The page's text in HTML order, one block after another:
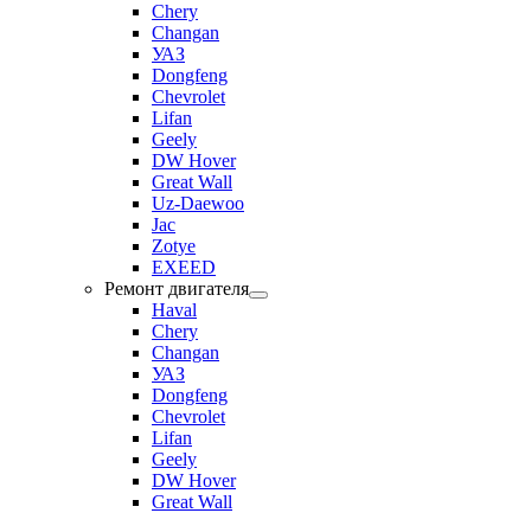
Chery
Changan
УАЗ
Dongfeng
Chevrolet
Lifan
Geely
DW Hover
Great Wall
Uz-Daewoo
Jac
Zotye
EXEED
Ремонт двигателя
Haval
Chery
Changan
УАЗ
Dongfeng
Chevrolet
Lifan
Geely
DW Hover
Great Wall